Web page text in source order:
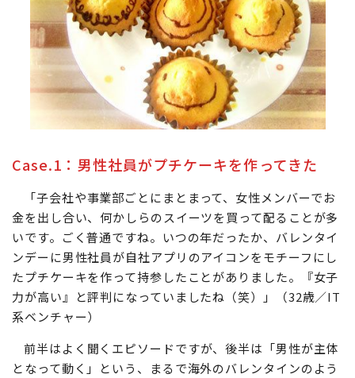
Case.1：男性社員がプチケーキを作ってきた
「子会社や事業部ごとにまとまって、女性メンバーでお
金を出し合い、何かしらのスイーツを買って配ることが多
いです。ごく普通ですね。いつの年だったか、バレンタイ
ンデーに男性社員が自社アプリのアイコンをモチーフにし
たプチケーキを作って持参したことがありました。『女子
力が高い』と評判になっていましたね（笑）」（32歳／IT
系ベンチャー）
前半はよく聞くエピソードですが、後半は「男性が主体
となって動く」という、まるで海外のバレンタインのよう